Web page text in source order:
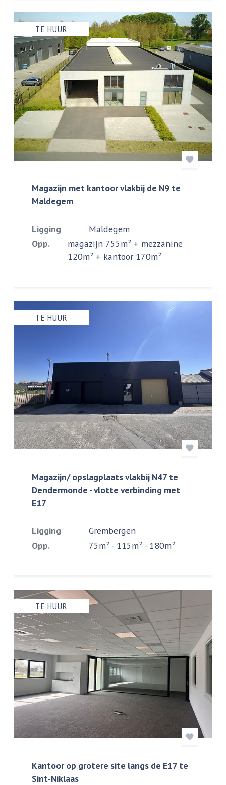
TE HUUR
Magazijn met kantoor vlakbij de N9 te
Maldegem
Ligging
Maldegem
Opp.
magazijn 755m² + mezzanine
120m² + kantoor 170m²
TE HUUR
Magazijn/ opslagplaats vlakbij N47 te
Dendermonde - vlotte verbinding met
E17
Ligging
Grembergen
Opp.
75m² - 115m² - 180m²
TE HUUR
Kantoor op grotere site langs de E17 te
Sint-Niklaas